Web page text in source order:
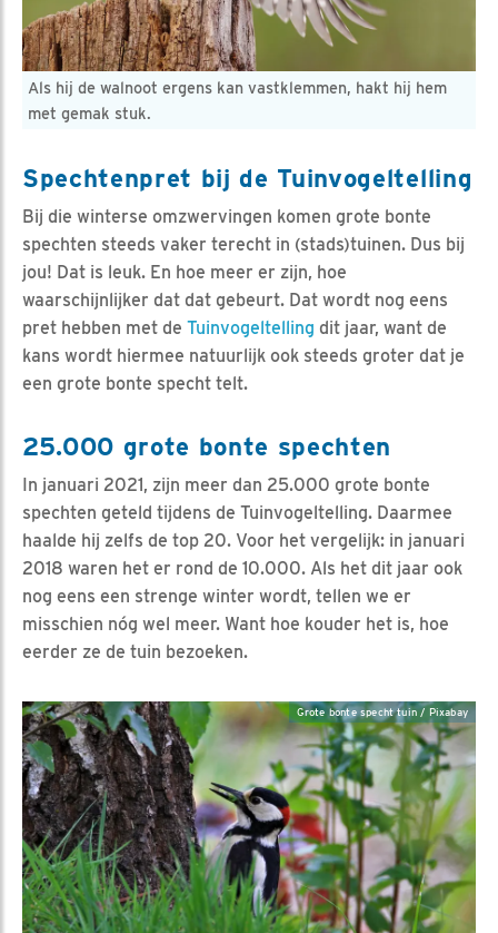
Als hij de walnoot ergens kan vastklemmen, hakt hij hem
met gemak stuk.
Spechtenpret bij de Tuinvogeltelling
Bij die winterse omzwervingen komen grote bonte
spechten steeds vaker terecht in (stads)tuinen. Dus bij
jou! Dat is leuk. En hoe meer er zijn, hoe
waarschijnlijker dat dat gebeurt. Dat wordt nog eens
pret hebben met de Tuinvogeltelling dit jaar, want de
kans wordt hiermee natuurlijk ook steeds groter dat je
een grote bonte specht telt.
25.000 grote bonte spechten
In januari 2021, zijn meer dan 25.000 grote bonte
spechten geteld tijdens de Tuinvogeltelling. Daarmee
haalde hij zelfs de top 20. Voor het vergelijk: in januari
2018 waren het er rond de 10.000. Als het dit jaar ook
nog eens een strenge winter wordt, tellen we er
misschien nóg wel meer. Want hoe kouder het is, hoe
eerder ze de tuin bezoeken.
Grote bonte specht tuin / Pixabay